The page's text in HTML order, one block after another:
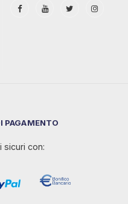
PAGAMENTO
sicuri con: